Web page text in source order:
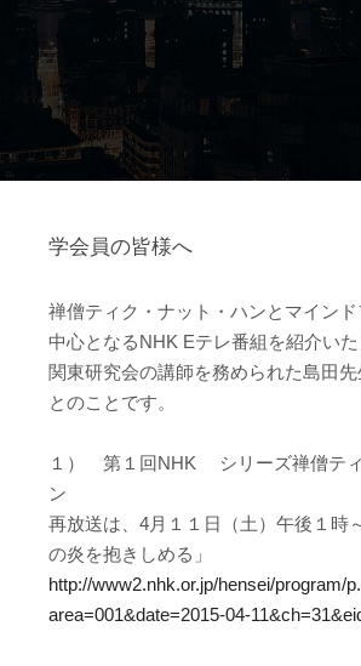
学会員の皆様へ
禅僧ティク・ナット・ハンとマイン
中心となるNHK Eテレ番組を紹介い
関東研究会の講師を務められた島田
とのことです。
１） 第１回NHK シリーズ禅僧テ
ン
再放送は、4月１１日（土）午後１
の炎を抱きしめる」
http://www2.nhk.or.jp/hensei/program/
area=001&date=2015-04-